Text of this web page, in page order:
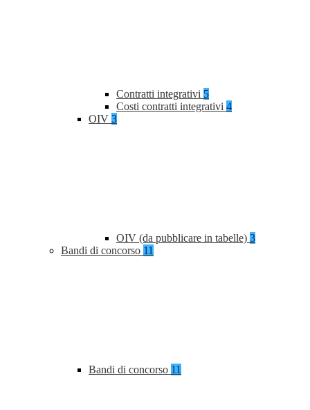
Contratti integrativi 5
Costi contratti integrativi 4
OIV 3
OIV (da pubblicare in tabelle) 3
Bandi di concorso 11
Bandi di concorso 11